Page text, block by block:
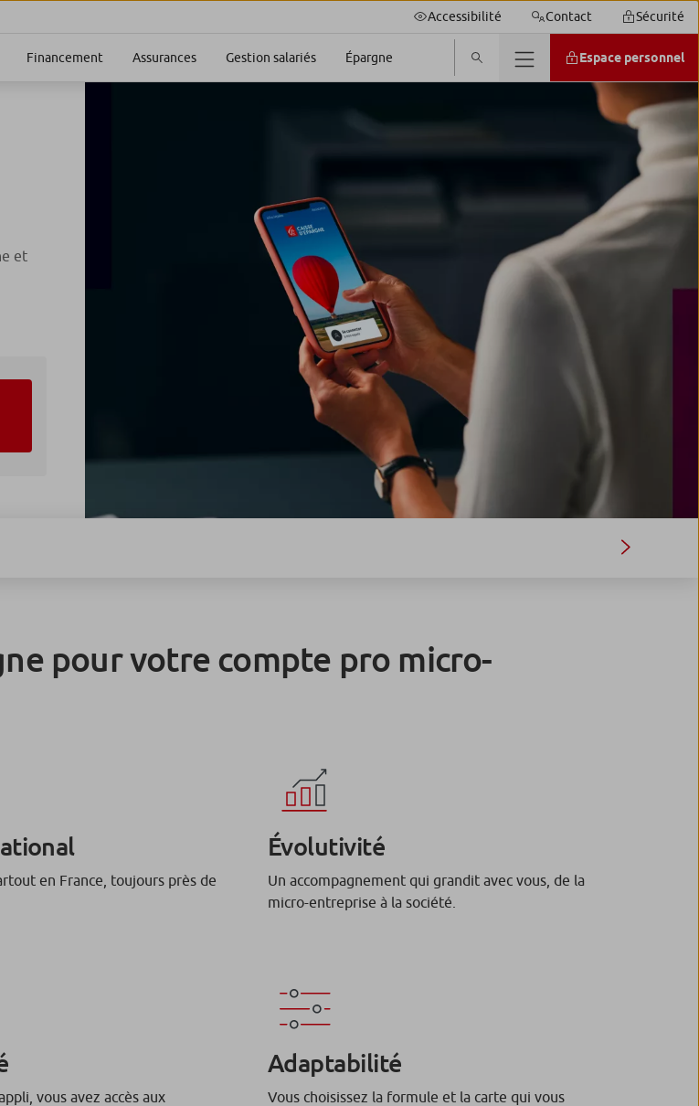
Accessibilité Contact Sécurité
Financement Assurances Gestion salariés Épargne Espace personnel
et
pour votre compte pro micro-
en France, toujours près de
Évolutivité
Un accompagnement qui grandit avec vous, de la
micro-entreprise à la société.
vous avez accès aux
Adaptabilité
Vous choisissez la formule et la carte qui vous